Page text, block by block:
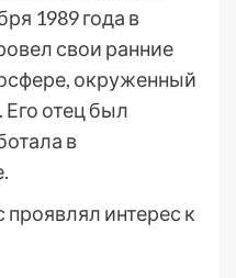
1989 года в
свои ранние
окруженный
отец был
в
интерес к